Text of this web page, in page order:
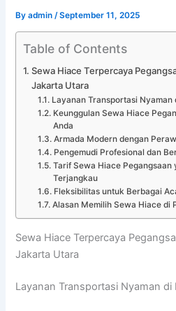
Byadmin /September 11, 2025
Table of Contents
Sewa Hiace Terpercaya
Jakarta Utara
Layanan Transportasi Nyaman
Keunggulan Sewa Hiace
Anda
Armada Modern dengan
Pengemudi Profesional dan
Tarif Sewa Hiace Pegangsaan
Terjangkau
Fleksibilitas untuk Berbagai
Alasan Memilih Sewa Hiace di
Sewa Hiace Terpercaya
Jakarta Utara
Layanan Transportasi Nyaman di